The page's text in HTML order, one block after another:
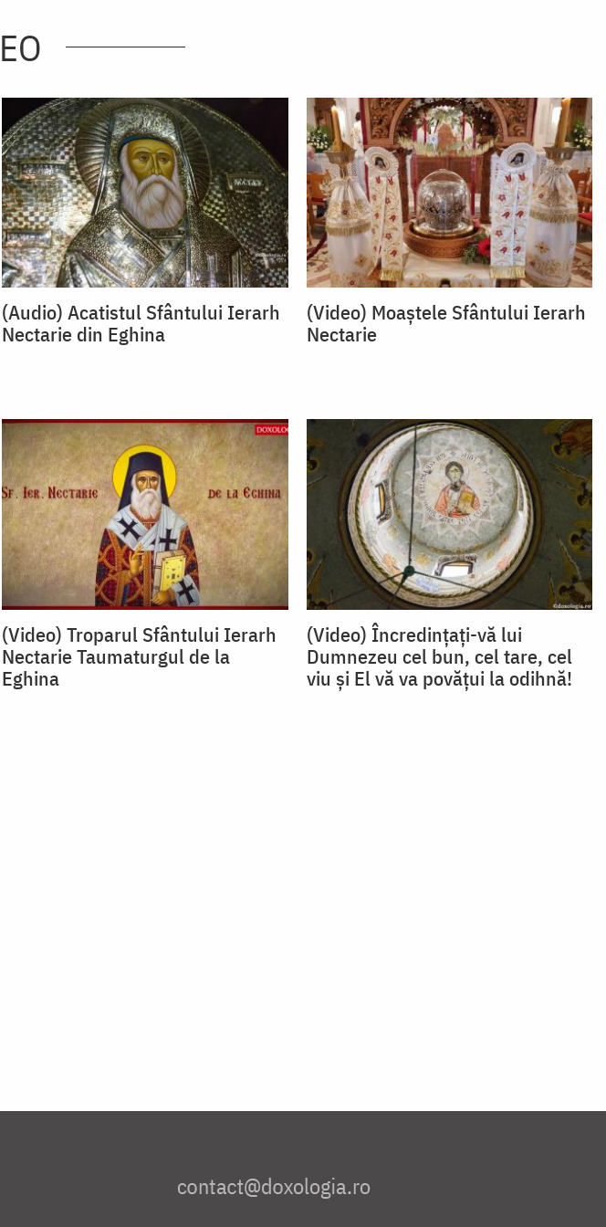
(Audio) Acatistul Sfântului Ierarh
Nectarie din Eghi­na
(Video) Moaștele Sfântului Ierarh
Nectarie
(Video) Troparul Sfântului Ierarh
Nectarie Taumaturgul de la
Eghina
(Video) Încredinţaţi-vă lui
Dumnezeu cel bun, cel tare, cel
viu şi El vă va povăţui la odihnă!